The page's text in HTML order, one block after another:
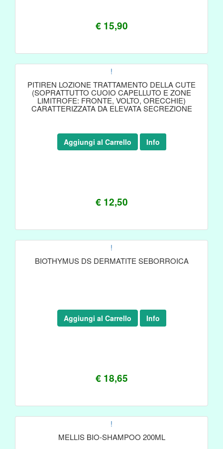
€ 15,90
!
PITIREN LOZIONE TRATTAMENTO DELLA CUTE
(SOPRATTUTTO CUOIO CAPELLUTO E ZONE
LIMITROFE: FRONTE, VOLTO, ORECCHIE)
CARATTERIZZATA DA ELEVATA SECREZIONE
€ 12,50
Aggiungi al Carrello Info
!
BIOTHYMUS DS DERMATITE SEBORROICA
€ 18,65
Aggiungi al Carrello Info
!
MELLIS BIO-SHAMPOO 200ML